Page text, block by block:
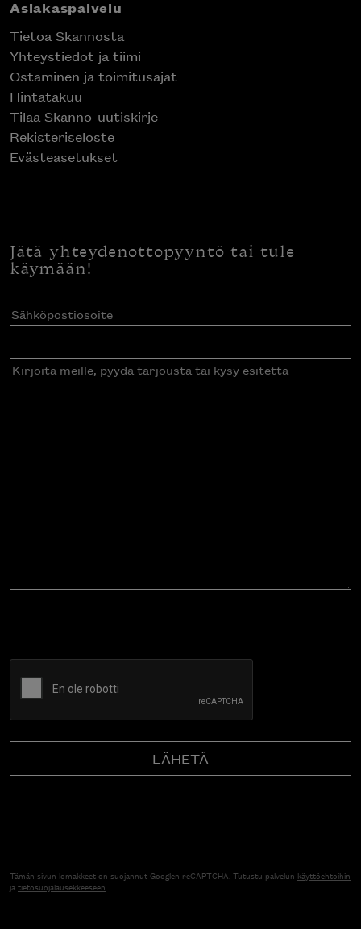
Asiakaspalvelu
Tietoa Skannosta
Yhteystiedot ja tiimi
Ostaminen ja toimitusajat
Hintatakuu
Tilaa Skanno-uutiskirje
Rekisteriseloste
Evästeasetukset
Jätä yhteydenottopyyntö tai tule
käymään!
Sähköpostiosoite(Pakollinen)
Kirjoita
Tämän sivun lomakkeet on suojannut Googlen reCAPTCHA. Tutustu palvelun käyttöehtoihin
jatietosuojalausekkeeseen